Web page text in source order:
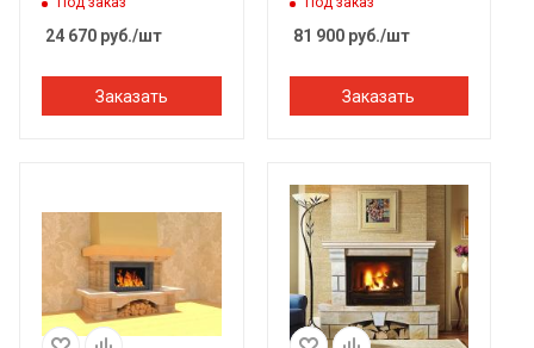
24 670 руб./шт
Заказать
81 900руб./шт
Заказать